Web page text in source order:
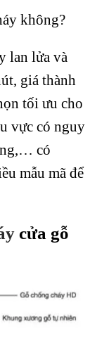
không?
lan lửa và
giá thành
tối ưu cho
vực có nguy
có
mẫu mã để
cửa gỗ